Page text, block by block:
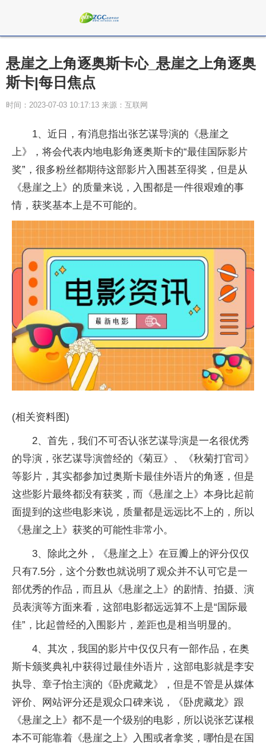
悬崖之上角逐奥斯卡心_悬崖之上角逐奥
斯卡|每日焦点
时间：2023-07-03 10:17:13 来源：互联网
1、近日，有消息指出张艺谋导演的《悬崖之
上》，将会代表内地电影角逐奥斯卡的“最佳国际影片
奖”，很多粉丝都期待这部影片入围甚至得奖，但是从
《悬崖之上》的质量来说，入围都是一件很艰难的事
情，获奖基本上是不可能的。
(相关资料图)
2、首先，我们不可否认张艺谋导演是一名很优秀
的导演，张艺谋导演曾经的《菊豆》、《秋菊打官司》
等影片，其实都参加过奥斯卡最佳外语片的角逐，但是
这些影片最终都没有获奖，而《悬崖之上》本身比起前
面提到的这些电影来说，质量都是远远比不上的，所以
《悬崖之上》获奖的可能性非常小。
3、除此之外，《悬崖之上》在豆瓣上的评分仅仅
只有7.5分，这个分数也就说明了观众并不认可它是一
部优秀的作品，而且从《悬崖之上》的剧情、拍摄、演
员表演等方面来看，这部电影都远远算不上是“国际最
佳”，比起曾经的入围影片，差距也是相当明显的。
4、其次，我国的影片中仅仅只有一部作品，在奥
斯卡颁奖典礼中获得过最佳外语片，这部电影就是李安
执导、章子怡主演的《卧虎藏龙》，但是不管是从媒体
评价、网站评分还是观众口碑来说，《卧虎藏龙》跟
《悬崖之上》都不是一个级别的电影，所以说张艺谋根
本不可能靠着《悬崖之上》入围或者拿奖，哪怕是在国